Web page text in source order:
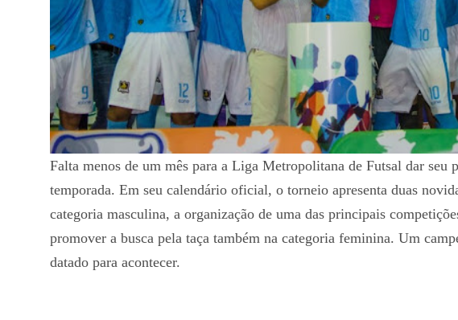
Falta menos de um mês para a Liga Metropolitana de Futsal dar seu
temporada. Em seu calendário oficial, o torneio apresenta duas
categoria masculina, a organização de uma das principais
promover a busca pela taça também na categoria feminina. Um
datado para acontecer.